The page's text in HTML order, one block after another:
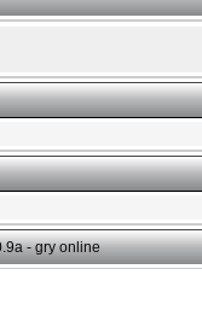
-gry online